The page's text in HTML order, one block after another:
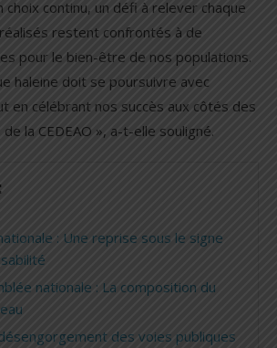
choix continu, un défi à relever chaque
restent confrontés à de
pour le bien-être de nos populations.
haleine doit se poursuivre avec
en célébrant nos succès aux côtés des
la CEDEAO », a-t-elle souligné.
: Une reprise sous le signe
nationale : La composition du
des voies publiques